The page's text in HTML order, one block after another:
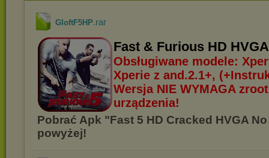
GloftF5HP.rar
Fast & Furious HD
Obsługiwane modele:
Xperie z and.2.1+,
Wersja NIE WYMAGA
urządzenia!
Pobrać Apk "Fast 5 HD Cracked HVGA
powyżej!